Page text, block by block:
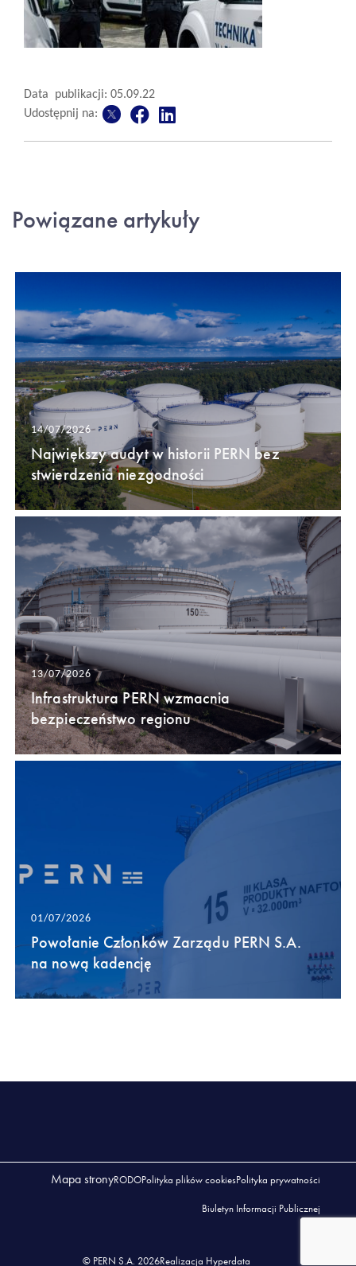
Data publikacji: 05.09.22
Udostępnij na:
Powiązane artykuły
14/07/2026
Największy audyt w historii PERN bez
stwierdzenia niezgodności
13/07/2026
Infrastruktura PERN wzmacnia
bezpieczeństwo regionu
01/07/2026
Powołanie Członków Zarządu PERN S.A.
na nową kadencję
Mapa stronyRODOPolityka plików cookiesPolityka prywatności
Biuletyn Informacji Publicznej
© PERN S.A. 2026Realizacja Hyperdata